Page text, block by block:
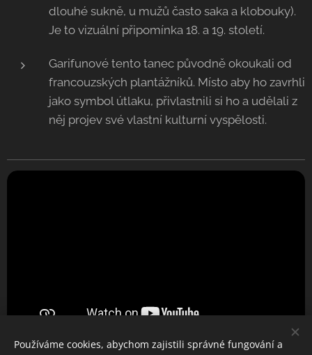
dlouhé sukně, u mužů často saka a klobouky).
Je to vizuální připomínka 18. a 19. století.
Garifunové tento tanec původně okoukali od
francouzských plantážníků. Místo aby ho zavrhli
jako symbol útlaku, přivlastnili si ho a udělali z
něj projev své vlastní kulturní vyspělosti.
Používáme cookies, abychom zajistili správné fungování a